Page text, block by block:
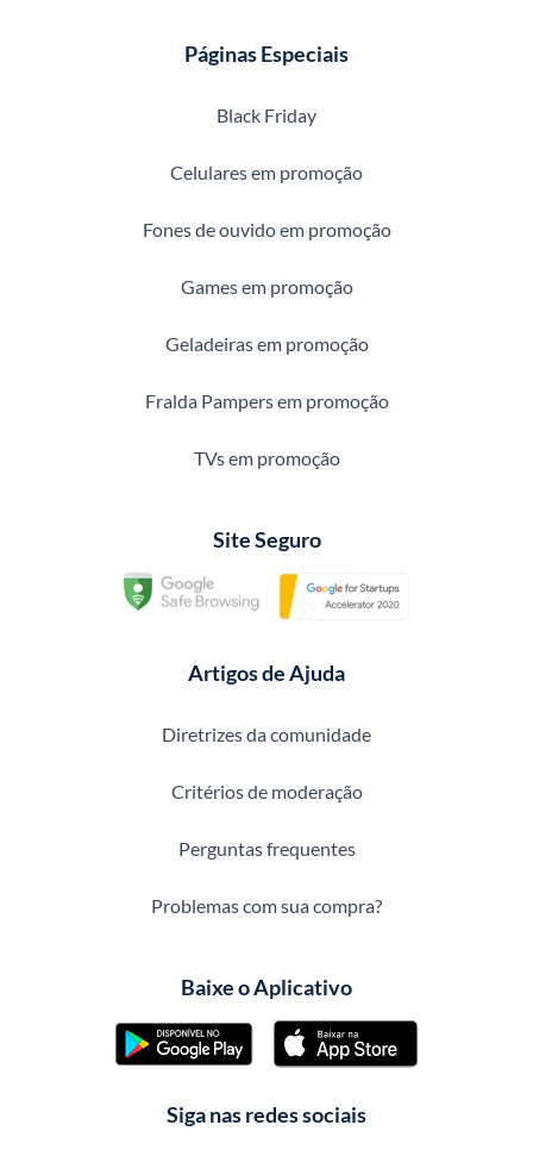
Páginas Especiais
Black Friday
Celulares em promoção
Fones de ouvido em promoção
Games em promoção
Geladeiras em promoção
Fralda Pampers em promoção
TVs em promoção
Site Seguro
Artigos de Ajuda
Diretrizes da comunidade
Critérios de moderação
Perguntas frequentes
Problemas com sua compra?
Baixe o Aplicativo
Siga nas redes sociais